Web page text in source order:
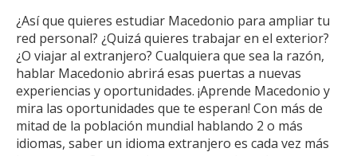
¿Así que quieres estudiar Macedonio para ampliar tu
red personal? ¿Quizá quieres trabajar en el exterior?
¿O viajar al extranjero? Cualquiera que sea la razón,
hablar Macedonio abrirá esas puertas a nuevas
experiencias y oportunidades. ¡Aprende Macedonio y
mira las oportunidades que te esperan! Con más de
mitad de la población mundial hablando 2 o más
idiomas, saber un idioma extranjero es cada vez más